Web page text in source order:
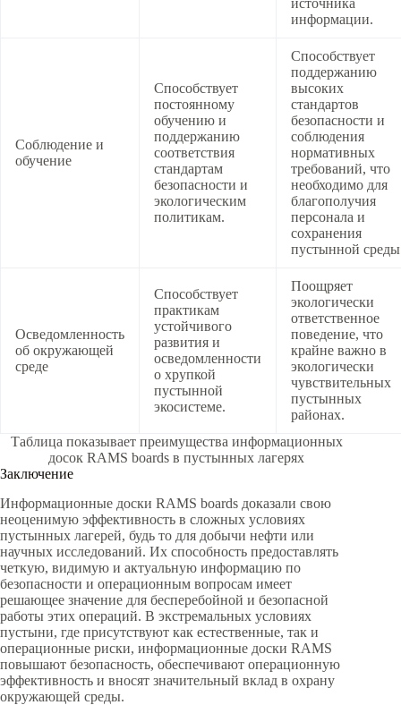
источника
информации.
Соблюдение и
обучение
Способствует
постоянному
обучению и
поддержанию
соответствия
стандартам
безопасности и
экологическим
политикам.
Способствует
поддержанию
высоких
стандартов
безопасности и
соблюдения
нормативных
требований, что
необходимо для
благополучия
персонала и
сохранения
пустынной
Осведомленность
об окружающей
среде
Способствует
практикам
устойчивого
развития и
осведомленности
о хрупкой
пустынной
экосистеме.
Поощряет
экологически
ответственное
поведение, что
крайне важно в
экологически
чувствительных
пустынных
районах.
Таблица показывает преимущества информационных
досок RAMS boards в пустынных лагерях
Заключение
Информационные доски RAMS boards доказали свою
неоценимую эффективность в сложных условиях
пустынных лагерей, будь то для добычи нефти или
научных исследований. Их способность предоставлять
четкую, видимую и актуальную информацию по
безопасности и операционным вопросам имеет
решающее значение для бесперебойной и безопасной
работы этих операций. В экстремальных условиях
пустыни, где присутствуют как естественные, так и
операционные риски, информационные доски RAMS
повышают безопасность, обеспечивают операционную
эффективность и вносят значительный вклад в охрану
окружающей среды.